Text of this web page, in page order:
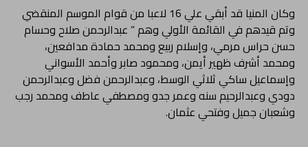
وكان المنيا قد أبقي علي 16 لاعبا من قوام الموسم المنقضي
وتم قيدهم في القائمة الأولي وهم ” عبدالرحمن صلاح وحسام
حسن حراس مرمي، وإسلام ربيع ومحمد حمادة مدافعين،
ومحمد أشرف ظهير أيمن، ومحمود صابر وأحمد الأسواني
وإسماعيل ساكي ثلاثي الوسط، وعبدالرحمن فضل وعبدالرحمن
دودي وعبدالرحيم سنه وعمر جدو ومصطفي عاطف ومحمد رجب
وشعبان جميل وفتحي عثمان.